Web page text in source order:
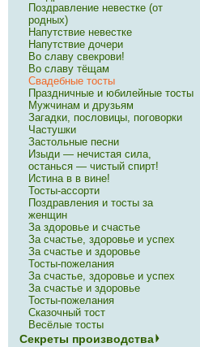
Поздравление невестке (от
родных)
Напутствие невестке
Напутствие дочери
Во славу свекрови!
Во славу тёщам
Свадебные тосты
Праздничные и юбилейные тосты
Мужчинам и друзьям
Загадки, пословицы, поговорки
Частушки
Застольные песни
Изыди — нечистая сила,
останься — чистый спирт!
Истина в в вине!
Тосты-ассорти
Поздравления и тосты за
женщин
За здоровье и счастье
За счастье, здоровье и успех
За счастье и здоровье
Тосты-пожелания
За счастье, здоровье и успех
За счастье и здоровье
Тосты-пожелания
Сказочный тост
Весёлые тосты
Секреты производства